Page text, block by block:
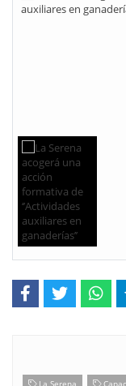
La Serena